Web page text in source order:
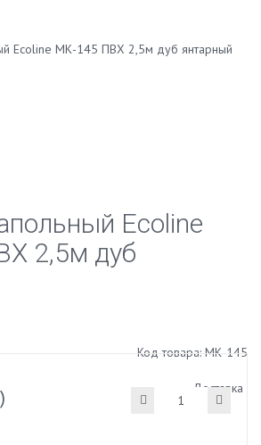
Ecoline
2,5м дуб
Код товара: МК-145
Доставка